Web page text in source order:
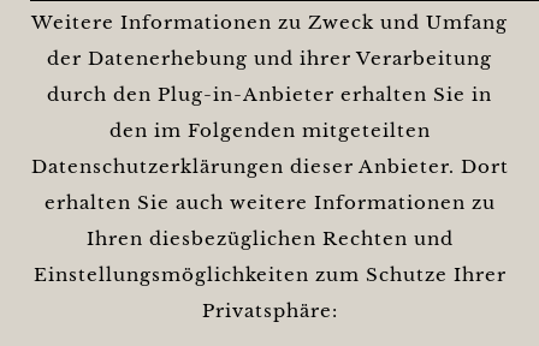
Weitere Informationen zu Zweck und Umfang
der Datenerhebung und ihrer Verarbeitung
durch den Plug-in-Anbieter erhalten Sie in
den im Folgenden mitgeteilten
Datenschutzerklärungen dieser Anbieter. Dort
erhalten Sie auch weitere Informationen zu
Ihren diesbezüglichen Rechten und
Einstellungsmöglichkeiten zum Schutze Ihrer
Privatsphäre: